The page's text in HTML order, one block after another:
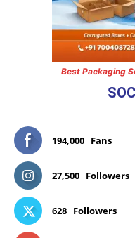
Best Packaging
194,000 Fans
27,500 Followers
628 Followers